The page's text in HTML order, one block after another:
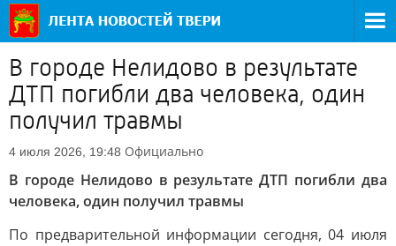
В городе Нелидово в результате
ДТП погибли два человека, один
получил травмы
4 июля 2026, 19:48 Официально
В городе Нелидово в результате ДТП погибли два
человека, один получил травмы
По предварительной информации сегодня, 04 июля